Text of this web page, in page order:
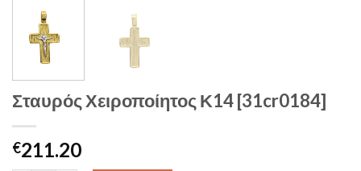
Σταυρός Χειροποίητος Κ14 [31cr0184]
€211.20